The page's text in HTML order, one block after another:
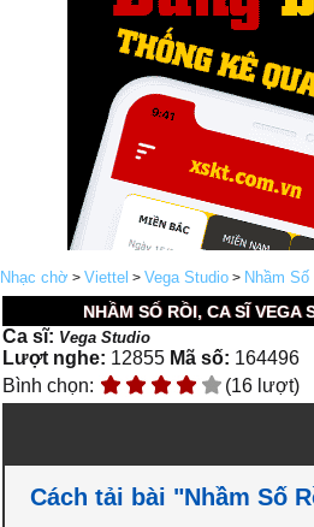
Nhạc chờ > Viettel > Vega Studio > Nhầm Số
NHẦM SỐ RỒI, CA SĨ VEGA
Ca sĩ: Vega Studio
Lượt nghe: 12855 Mã số: 164496
Bình chọn:
(16 lượt)
Cách tải bài "Nhầm Số